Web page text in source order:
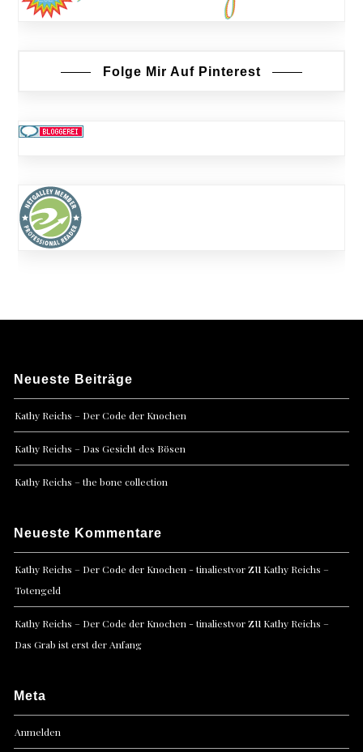
Folge Mir Auf Pinterest
Neueste Beiträge
Kathy Reichs – Der Code der Knochen
Kathy Reichs – Das Gesicht des Bösen
Kathy Reichs – the bone collection
Neueste Kommentare
Kathy Reichs – Der Code der Knochen - tinaliestvorzu Kathy Reichs –
Totengeld
Kathy Reichs – Der Code der Knochen - tinaliestvorzu Kathy Reichs –
Das Grab ist erst der Anfang
Meta
Anmelden